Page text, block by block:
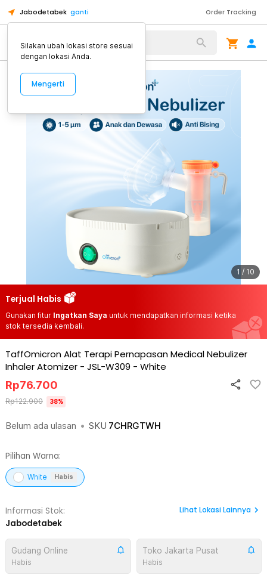
Jabodetabek ganti Order Tracking
Alat Kopi
1 / 10
Terjual Habis
Gunakan fitur Ingatkan Saya untuk mendapatkan informasi ketika
stok tersedia kembali.
TaffOmicron Alat Terapi Pernapasan Medical Nebulizer
Inhaler Atomizer - JSL-W309 - White
Belum ada ulasan • SKU 7CHRGTWH
Rp76.700
Rp122.900 38%
Pilihan Warna:
White Habis
Informasi Stok:
Jabodetabek
Lihat Lokasi Lainnya
Gudang Online
Habis
Toko Jakarta Pusat
Habis
Silakan ubah lokasi store sesuai
dengan lokasi Anda.
Mengerti